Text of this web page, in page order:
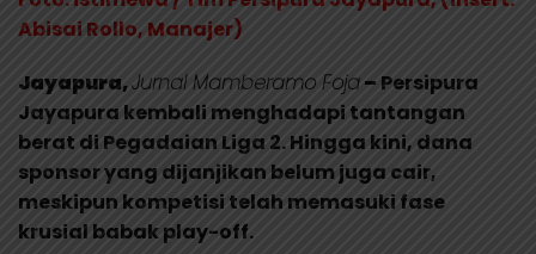
Abisai Rollo, Manajer)
Jayapura,Jurnal Mamberamo Foja– Persipura
Jayapura kembali menghadapi tantangan
berat di Pegadaian Liga 2. Hingga kini, dana
sponsor yang dijanjikan belum juga cair,
meskipun kompetisi telah memasuki fase
krusial babak play-off.